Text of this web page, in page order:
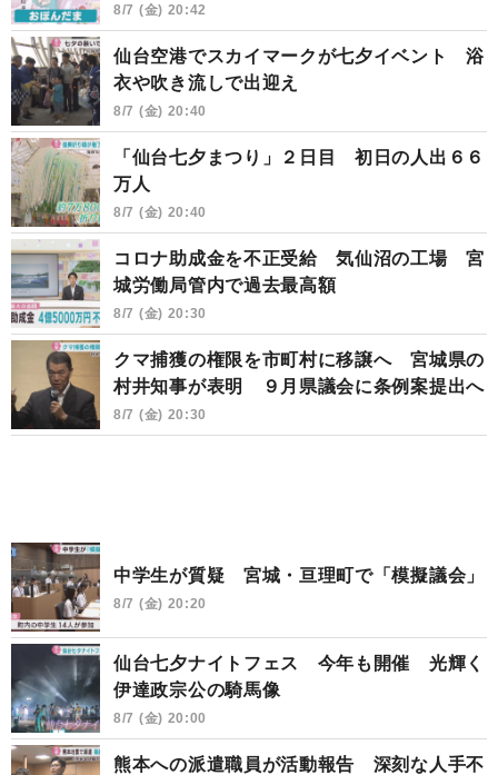
8/7 (金) 20:42
仙台空港でスカイマークが七夕イベント 浴
衣や吹き流しで出迎え
8/7 (金) 20:40
「仙台七夕まつり」２日目 初日の人出６６
万人
8/7 (金) 20:40
コロナ助成金を不正受給 気仙沼の工場 宮
城労働局管内で過去最高額
8/7 (金) 20:30
クマ捕獲の権限を市町村に移譲へ 宮城県の
村井知事が表明 ９月県議会に条例案提出へ
8/7 (金) 20:30
中学生が質疑 宮城・亘理町で「模擬議会」
8/7 (金) 20:20
仙台七夕ナイトフェス 今年も開催 光輝く
伊達政宗公の騎馬像
8/7 (金) 20:00
熊本への派遣職員が活動報告 深刻な人手不